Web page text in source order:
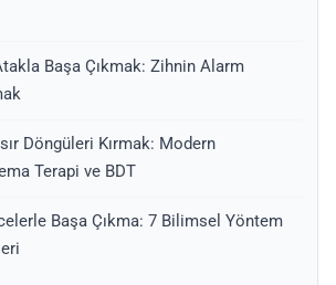
Başa Çıkmak: Zihnin Alarm
Döngüleri Kırmak: Modern
Terapi ve BDT
Başa Çıkma: 7 Bilimsel Yöntem